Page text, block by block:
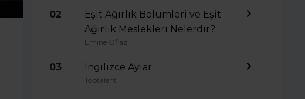
02
Eşit Ağırlık Bölümleri ve Eşit
Ağırlık Meslekleri Nelerdir?
Emine Oflaz
03 İngilizce Aylar
Toptalent